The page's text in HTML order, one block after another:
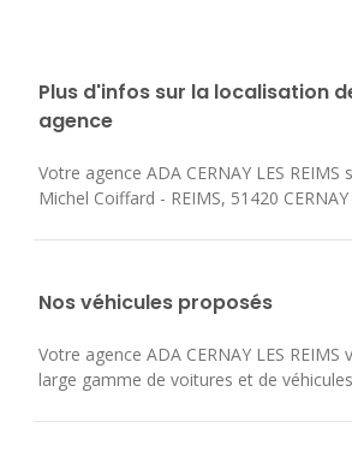
Plus d'infos sur la localisation
agence
Votre agence ADA CERNAY LES REIMS
Michel Coiffard - REIMS, 51420
Nos véhicules proposés
Votre agence ADA CERNAY LES
large gamme de voitures et de